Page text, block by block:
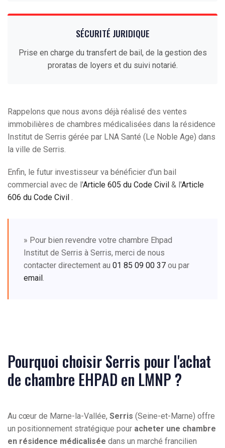
SÉCURITÉ JURIDIQUE
Prise en charge du transfert de bail, de la gestion des
proratas de loyers et du suivi notarié.
Rappelons que nous avons déjà réalisé des ventes
immobilières de chambres médicalisées dans la résidence
Institut de Serris gérée par LNA Santé (Le Noble Age) dans
la ville de Serris.
Enfin, le futur investisseur va bénéficier d'un bail
commercial avec de l'Article 605 du Code Civil & l'Article
606 du Code Civil .
» Pour bien revendre votre chambre Ehpad
Institut de Serris à Serris, merci de nous
contacter directement au 01 85 09 00 37 ou par
email.
Pourquoi choisir Serris pour l'achat
de chambre EHPAD en LMNP ?
Au cœur de Marne-la-Vallée, Serris (Seine-et-Marne) offre
un positionnement stratégique pour acheter une chambre
en résidence médicalisée dans un marché francilien